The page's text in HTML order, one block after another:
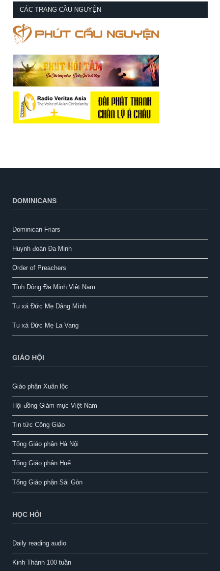
CÁC TRANG CẦU NGUYỆN
DOMINICANS
Dominican Friars
Huynh đoàn Đa Minh
Order of Preachers
Tỉnh Dòng Đa Minh Việt Nam
Tu xá Đức Mẹ Dâng Mình
Tu xá Đức Mẹ La Vang
GIÁO HỘI
Giáo phận Xuân lộc
Hội đồng Giám mục Việt Nam
Tin tức Công Giáo
Tổng Giáo phận Hà Nội
Tổng Giáo phận Huế
Tổng Giáo phận Sài Gòn
HỌC HỎI
Daily reading audio
Kinh Thánh 100 tuần